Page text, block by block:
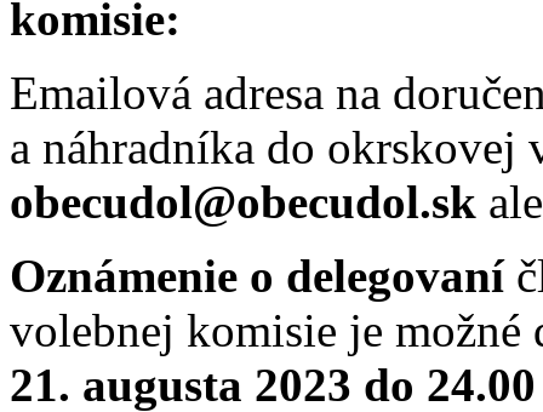
komisie:
Emailová adresa na
a náhradníka do okrskovej
obecudol@obecudol.sk
Oznámenie o delegovaní
volebnej komisie je
21. augusta 2023 do